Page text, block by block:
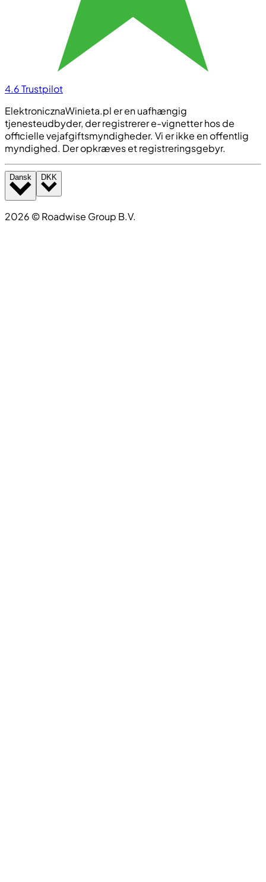
4.6Trustpilot
ElektronicznaWinieta.pl er en uafhængig
tjenesteudbyder, der registrerer e-vignetter hos de
officielle vejafgiftsmyndigheder. Vi er ikke en offentlig
myndighed. Der opkræves et registreringsgebyr.
Dansk DKK
2026 ©Roadwise Group B.V.